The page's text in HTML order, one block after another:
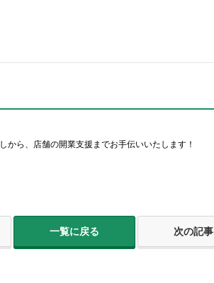
から、店舗の開業支援までお手伝いいたします！
一覧に戻る 次の記事